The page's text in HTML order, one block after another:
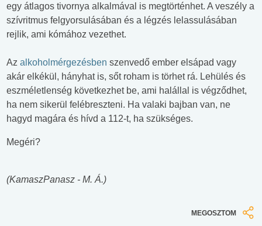
egy átlagos tivornya alkalmával is megtörténhet. A veszély a
szívritmus felgyorsulásában és a légzés lelassulásában
rejlik, ami kómához vezethet.
Az alkoholmérgezésben szenvedő ember elsápad vagy
akár elkékül, hányhat is, sőt roham is törhet rá. Lehülés és
eszméletlenség következhet be, ami halállal is végződhet,
ha nem sikerül felébreszteni. Ha valaki bajban van, ne
hagyd magára és hívd a 112-t, ha szükséges.
Megéri?
(KamaszPanasz - M. Á.)
MEGOSZTOM